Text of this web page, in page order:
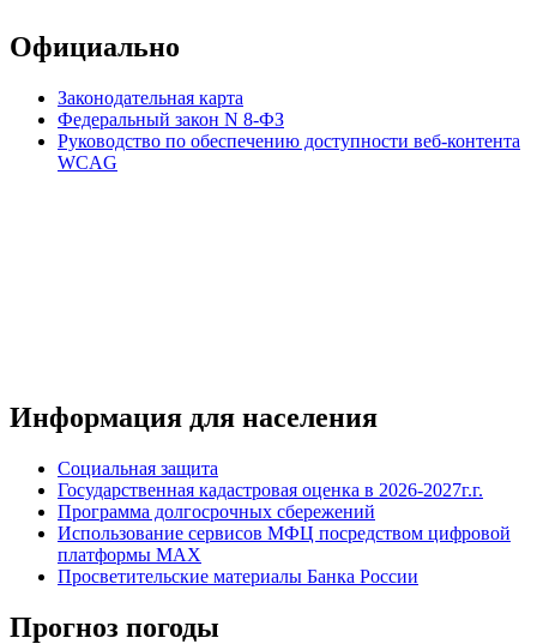
Официально
Законодательная карта
Федеральный закон N 8-ФЗ
Руководство по обеспечению доступности веб-контента
WCAG
Информация для населения
Социальная защита
Государственная кадастровая оценка в 2026-2027г.г.
Программа долгосрочных сбережений
Использование сервисов МФЦ посредством цифровой
платформы MAX
Просветительские материалы Банка России
Прогноз погоды